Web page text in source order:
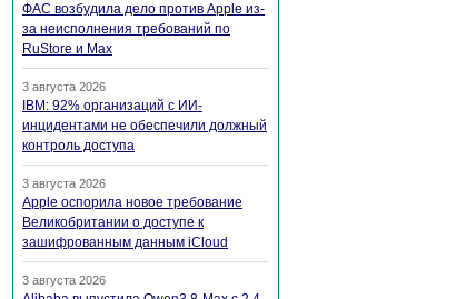
ФАС возбудила дело против Apple из-
за неисполнения требований по
RuStore и Max
3 августа 2026
IBM: 92% организаций с ИИ-
инцидентами не обеспечили должный
контроль доступа
3 августа 2026
Apple оспорила новое требование
Великобритании о доступе к
зашифрованным данным iCloud
3 августа 2026